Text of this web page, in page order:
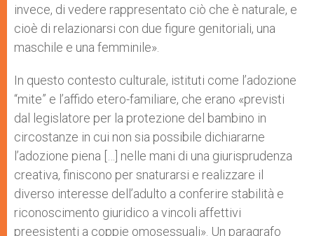
invece, di vedere rappresentato ciò che è naturale, e
cioè di relazionarsi con due figure genitoriali, una
maschile e una femminile».
In questo contesto culturale, istituti come l’adozione
“mite” e l’affido etero-familiare, che erano «previsti
dal legislatore per la protezione del bambino in
circostanze in cui non sia possibile dichiararne
l’adozione piena […] nelle mani di una giurisprudenza
creativa, finiscono per snaturarsi e realizzare il
diverso interesse dell’adulto a conferire stabilità e
riconoscimento giuridico a vincoli affettivi
preesistenti a coppie omosessuali». Un paragrafo